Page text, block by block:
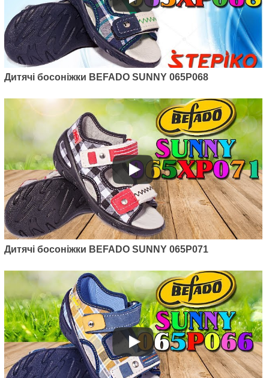
Дитячі босоніжки BEFADO SUNNY 065P068
Дитячі босоніжки BEFADO SUNNY 065P071